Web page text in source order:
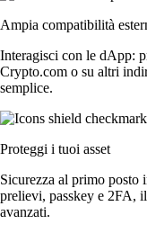
Ampia compatibilità
Interagisci con le dApp:
Crypto.com o su altri
semplice.
Proteggi i tuoi asset
Sicurezza al primo posto
prelievi, passkey e 2FA,
avanzati.